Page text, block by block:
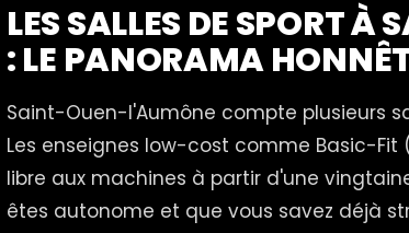
LES SALLES DE SPORT
: LE PANORAMA
Saint-Ouen-l'Aumône compte plusieurs
Les enseignes low-cost comme Basic-
libre aux machines à partir d'une
êtes autonome et que vous savez déjà